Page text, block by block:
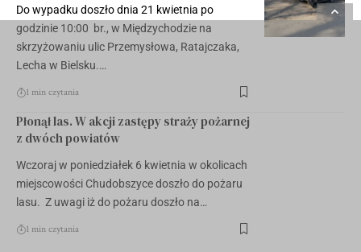
Do wypadku doszło dnia 21 kwietnia po
godzinie 10:00 br., w Międzychodzie na
skrzyżowaniu ulic Przemysłowa, Ratajczaka,
Lecha w Bielsku.…
1 min czytania
Płonął las. W akcji zastępy straży pożarnej
z dwóch powiatów
Wczoraj w poniedziałek 6 kwietnia w okolicach
miejscowości Chudobszyce doszło do pożaru
lasu. Z uwagi iż do pożaru doszło na…
1 min czytania